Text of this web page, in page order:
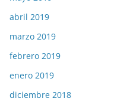
abril 2019
marzo 2019
febrero 2019
enero 2019
diciembre 2018